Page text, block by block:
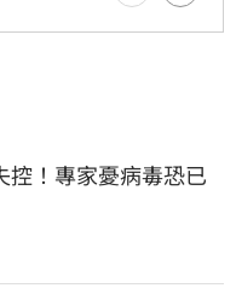
控！專家憂病毒恐已